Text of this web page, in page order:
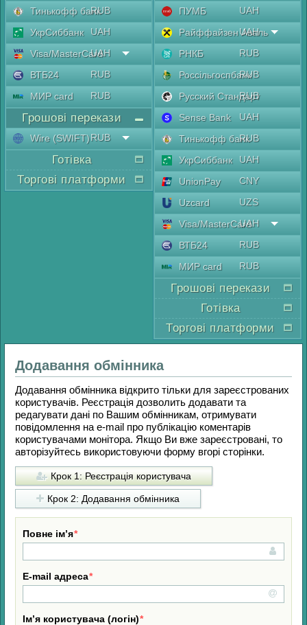
Тинькофф банкRUB
УкрСиббанк
UAH
Visa/MasterCard
UAH
ВТБ24
RUB
МИР card
RUB
Грошові перекази
Wire (SWIFT)RUB
Готівка
Торгові платформи
ПУМБ
UAH
Райффайзен Аваль
UAH
РНКБ
RUB
Россільгоспбанк
RUB
Русский Стандарт
RUB
Sense Bank
UAH
Тинькофф банкRUB
УкрСиббанк
UAH
UnionPay
CNY
Uzcard
UZS
Visa/MasterCard
UAH
ВТБ24
RUB
МИР card
RUB
Грошові перекази
Готівка
Торгові платформи
Додавання обмінника
Додавання обмінника відкрито тільки для зареєстрованих
користувачів. Реєстрація дозволить додавати та
редагувати дані по Вашим обмінникам, отримувати
повідомлення на e-mail про публікацію коментарів
користувачами монітора. Якщо Ви вже зареєстровані, то
авторізуйтесь використовуючи форму вгорі сторінки.
Крок 1: Реєстрація користувача
Крок 2: Додавання обмінника
Повне ім’я
E-mail адреса
Ім’я користувача (логін)